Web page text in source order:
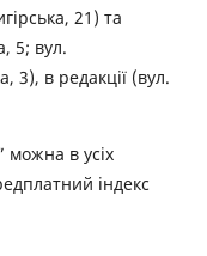
21) та
5; вул.
3), в редакції (вул.
можна в усіх
індекс